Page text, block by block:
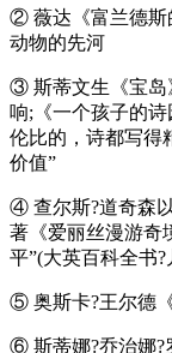
② 薇达《富兰德斯
动物的先河
③ 斯蒂文生《宝岛
响;《一个孩子的
伦比的，诗都写得
价值”
④ 查尔斯?道奇森
著《爱丽丝漫游奇
平”(大英百科全书
⑤ 奥斯卡?王尔德
⑥ 斯蒂娜?乔治娜?